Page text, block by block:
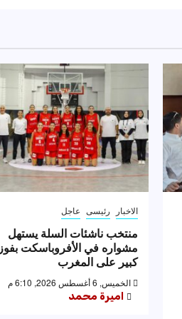
الاخبار رئيسى عاجل
منتخب ناشئات السلة يستهل
مشواره في الأفروباسكت بفوز
كبير على المغرب
الخميس, 6 أغسطس 2026, 6:10 م
اميرة محمد